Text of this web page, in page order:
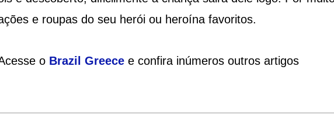
e roupas do seu herói ou heroína favoritos.
o Brazil Greecee confira inúmeros outros artigos